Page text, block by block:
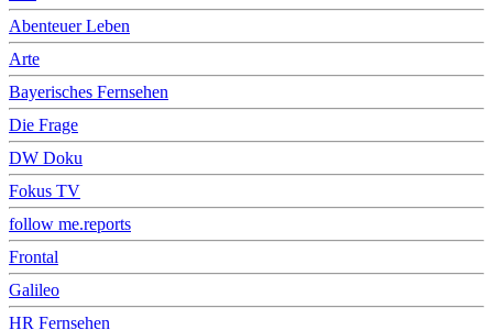
Abenteuer Leben
Arte
Bayerisches Fernsehen
Die Frage
DW Doku
Fokus TV
follow me.reports
Frontal
Galileo
HR Fernsehen